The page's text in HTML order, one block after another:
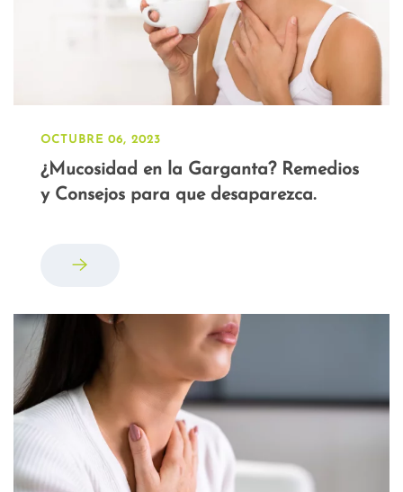
OCTUBRE 06, 2023
¿Mucosidad en la Garganta? Remedios
y Consejos para que desaparezca.